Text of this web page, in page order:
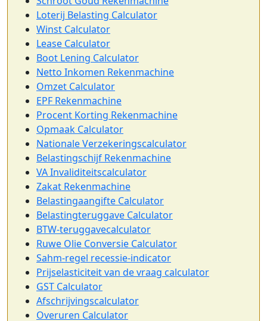
Loterij Belasting Calculator
Winst Calculator
Lease Calculator
Boot Lening Calculator
Netto Inkomen Rekenmachine
Omzet Calculator
EPF Rekenmachine
Procent Korting Rekenmachine
Opmaak Calculator
Nationale Verzekeringscalculator
Belastingschijf Rekenmachine
VA Invaliditeitscalculator
Zakat Rekenmachine
Belastingaangifte Calculator
Belastingteruggave Calculator
BTW-teruggavecalculator
Ruwe Olie Conversie Calculator
Sahm-regel recessie-indicator
Prijselasticiteit van de vraag calculator
GST Calculator
Afschrijvingscalculator
Overuren Calculator